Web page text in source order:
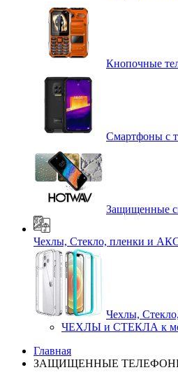
Кнопочные
Смартфоны с
Защищенные
Чехлы, Стекло, пленки и
Чехлы,
ЧЕХЛЫ и СТЕКЛА к
Главная
ЗАЩИЩЕННЫЕ